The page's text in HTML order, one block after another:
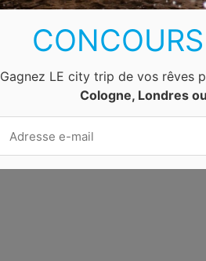
Contact -Newsletter
Gagnez LE city trip de vos rêves
Cologne, Londres